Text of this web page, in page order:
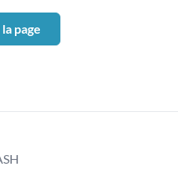
page